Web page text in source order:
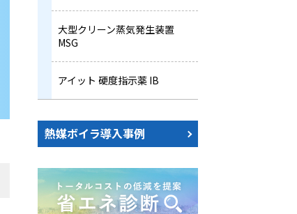
大型クリーン蒸気発生装置
MSG
アイット 硬度指示薬 IB
熱媒ボイラ導入事例